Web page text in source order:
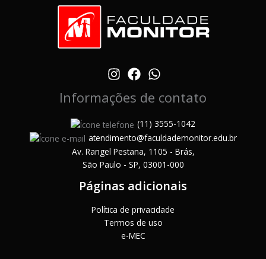
Informações de contato
(11) 3555-1042
atendimento@faculdademonitor.edu.br
Av. Rangel Pestana, 1105 - Brás,
São Paulo - SP, 03001-000
Páginas adicionais
Política de privacidade
Termos de uso
e-MEC